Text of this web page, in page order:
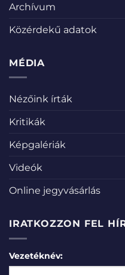
Archívum
Közérdekű adatok
MÉDIA
Nézőink írták
Kritikák
Képgalériák
Videók
Online jegyvásárlás
IRATKOZZON FEL
Vezetéknév: